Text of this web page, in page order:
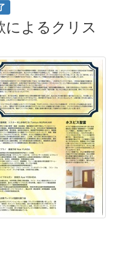
よるクリス